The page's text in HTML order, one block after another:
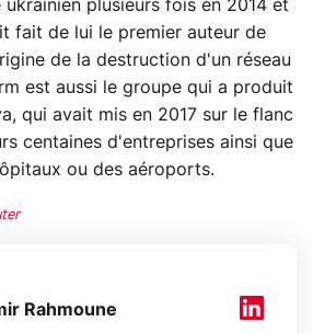
ukrainien plusieurs fois en 2014 et
fait de lui le premier auteur de
de la destruction d'un réseau
est aussi le groupe qui a produit
qui avait mis en 2017 sur le flanc
centaines d'entreprises ainsi que
ou des aéroports.
Rahmoune